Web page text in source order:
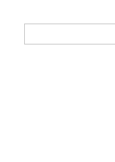
Форма